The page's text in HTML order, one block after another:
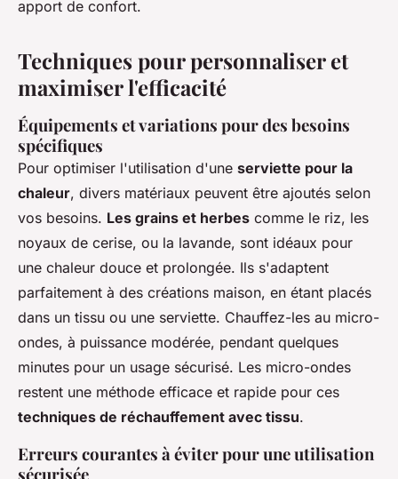
apport de confort.
Techniques pour personnaliser et
maximiser l'efficacité
Équipements et variations pour des besoins
spécifiques
Pour optimiser l'utilisation d'une serviette pour la
chaleur, divers matériaux peuvent être ajoutés selon
vos besoins. Les grains et herbes comme le riz, les
noyaux de cerise, ou la lavande, sont idéaux pour
une chaleur douce et prolongée. Ils s'adaptent
parfaitement à des créations maison, en étant placés
dans un tissu ou une serviette. Chauffez-les au micro-
ondes, à puissance modérée, pendant quelques
minutes pour un usage sécurisé. Les micro-ondes
restent une méthode efficace et rapide pour ces
techniques de réchauffement avec tissu.
Erreurs courantes à éviter pour une utilisation
sécurisée